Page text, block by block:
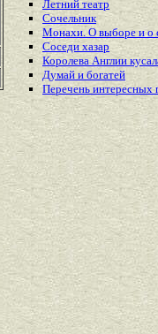
Летний театр
Сочельник
Монахи. О выборе и о
Соседи хазар
Королева Англии
Думай и богатей
Перечень интересных